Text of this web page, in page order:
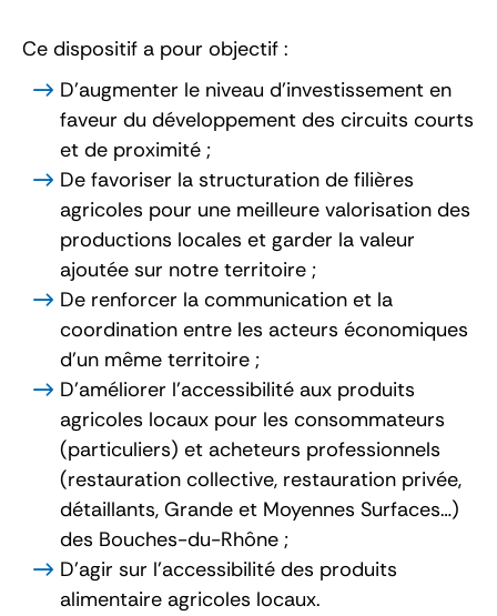
Ce dispositif a pour objectif :
D'augmenter le niveau d’investissement en
faveur du développement des circuits courts
et de proximité ;
De favoriser la structuration de filières
agricoles pour une meilleure valorisation des
productions locales et garder la valeur
ajoutée sur notre territoire ;
De renforcer la communication et la
coordination entre les acteurs économiques
d’un même territoire ;
D'améliorer l’accessibilité aux produits
agricoles locaux pour les consommateurs
(particuliers) et acheteurs professionnels
(restauration collective, restauration privée,
détaillants, Grande et Moyennes Surfaces…)
des Bouches-du-Rhône ;
D'agir sur l’accessibilité des produits
alimentaire agricoles locaux.